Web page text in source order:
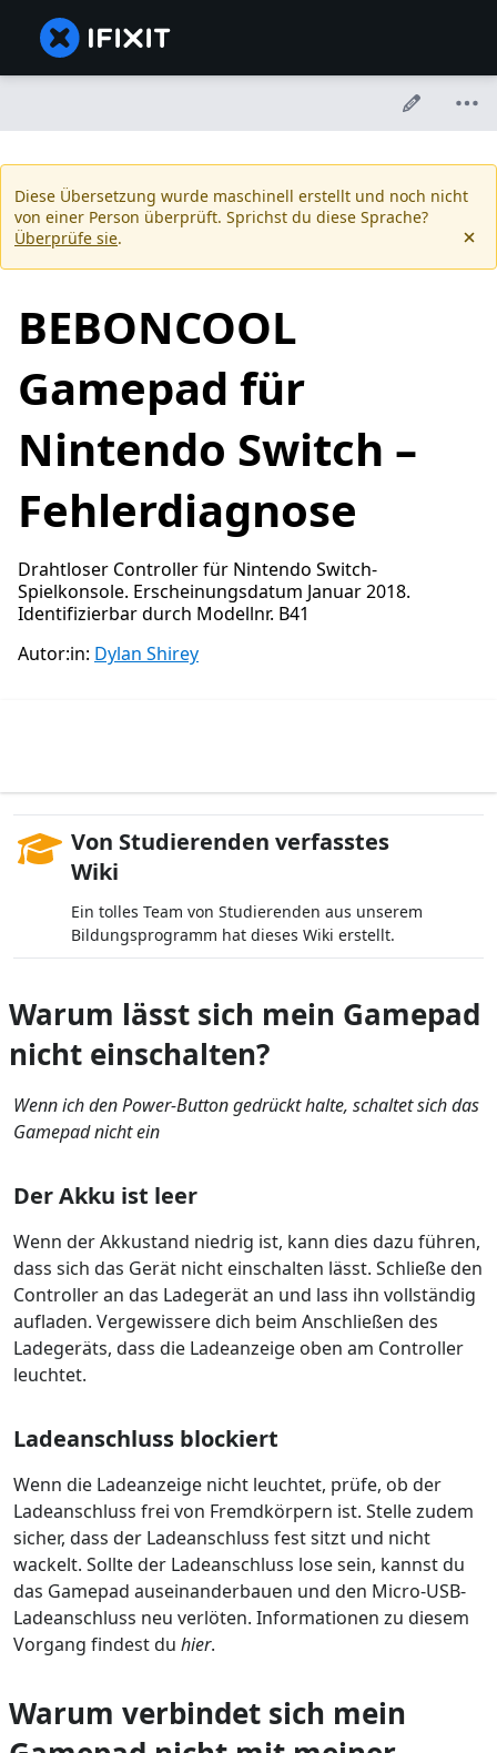
Diese Übersetzung wurde maschinell erstellt und noch nicht
von einer Person überprüft. Sprichst du diese Sprache?
Überprüfe sie.
BEBONCOOL
Gamepad für
Nintendo Switch –
Fehlerdiagnose
Drahtloser Controller für Nintendo Switch-
Spielkonsole. Erscheinungsdatum Januar 2018.
Identifizierbar durch Modellnr. B41
Autor:in: Dylan Shirey
Von Studierenden verfasstes
Wiki
Ein tolles Team von Studierenden aus unserem
Bildungsprogramm hat dieses Wiki erstellt.
Warum lässt sich mein Gamepad
nicht einschalten?
Wenn ich den Power-Button gedrückt halte, schaltet sich das
Gamepad nicht ein
Der Akku ist leer
Wenn der Akkustand niedrig ist, kann dies dazu führen,
dass sich das Gerät nicht einschalten lässt. Schließe den
Controller an das Ladegerät an und lass ihn vollständig
aufladen. Vergewissere dich beim Anschließen des
Ladegeräts, dass die Ladeanzeige oben am Controller
leuchtet.
Ladeanschluss blockiert
Wenn die Ladeanzeige nicht leuchtet, prüfe, ob der
Ladeanschluss frei von Fremdkörpern ist. Stelle zudem
sicher, dass der Ladeanschluss fest sitzt und nicht
wackelt. Sollte der Ladeanschluss lose sein, kannst du
das Gamepad auseinanderbauen und den Micro-USB-
Ladeanschluss neu verlöten. Informationen zu diesem
Vorgang findest du hier.
Warum verbindet sich mein